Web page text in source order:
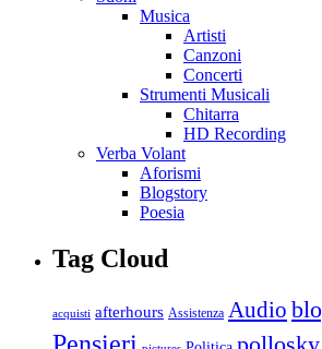
Musica
Artisti
Canzoni
Concerti
Strumenti Musicali
Chitarra
HD Recording
Verba Volant
Aforismi
Blogstory
Poesia
Tag Cloud
acquisti afterhours Assistenza Audio
Pensieri